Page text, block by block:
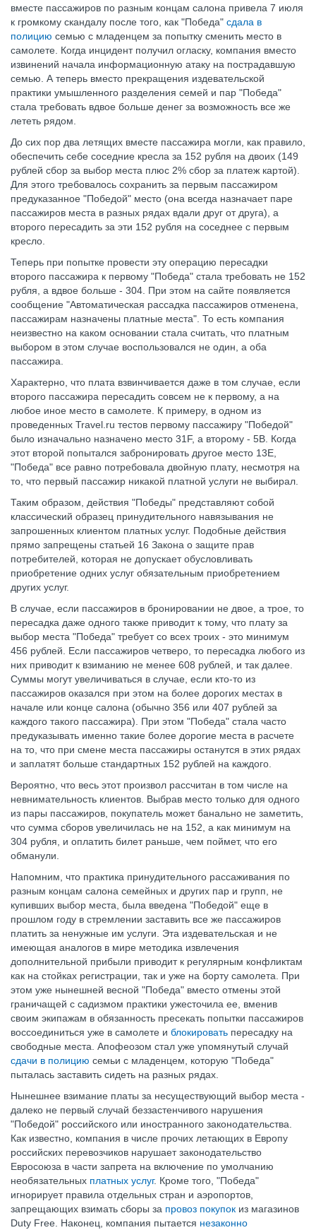
вместе пассажиров по разным концам салона привела 7 июля
к громкому скандалу после того, как "Победа" сдала в
полицию семью с младенцем за попытку сменить место в
самолете. Когда инцидент получил огласку, компания вместо
извинений начала информационную атаку на пострадавшую
семью. А теперь вместо прекращения издевательской
практики умышленного разделения семей и пар "Победа"
стала требовать вдвое больше денег за возможность все же
лететь рядом.
До сих пор два летящих вместе пассажира могли, как правило,
обеспечить себе соседние кресла за 152 рубля на двоих (149
рублей сбор за выбор места плюс 2% сбор за платеж картой).
Для этого требовалось сохранить за первым пассажиром
предуказанное "Победой" место (она всегда назначает паре
пассажиров места в разных рядах вдали друг от друга), а
второго пересадить за эти 152 рубля на соседнее с первым
кресло.
Теперь при попытке провести эту операцию пересадки
второго пассажира к первому "Победа" стала требовать не 152
рубля, а вдвое больше - 304. При этом на сайте появляется
сообщение "Автоматическая рассадка пассажиров отменена,
пассажирам назначены платные места". То есть компания
неизвестно на каком основании стала считать, что платным
выбором в этом случае воспользовался не один, а оба
пассажира.
Характерно, что плата взвинчивается даже в том случае, если
второго пассажира пересадить совсем не к первому, а на
любое иное место в самолете. К примеру, в одном из
проведенных Travel.ru тестов первому пассажиру "Победой"
было изначально назначено место 31F, а второму - 5B. Когда
этот второй попытался забронировать другое место 13E,
"Победа" все равно потребовала двойную плату, несмотря на
то, что первый пассажир никакой платной услуги не выбирал.
Таким образом, действия "Победы" представляют собой
классический образец принудительного навязывания не
запрошенных клиентом платных услуг. Подобные действия
прямо запрещены статьей 16 Закона о защите прав
потребителей, которая не допускает обусловливать
приобретение одних услуг обязательным приобретением
других услуг.
В случае, если пассажиров в бронировании не двое, а трое, то
пересадка даже одного также приводит к тому, что плату за
выбор места "Победа" требует со всех троих - это минимум
456 рублей. Если пассажиров четверо, то пересадка любого из
них приводит к взиманию не менее 608 рублей, и так далее.
Суммы могут увеличиваться в случае, если кто-то из
пассажиров оказался при этом на более дорогих местах в
начале или конце салона (обычно 356 или 407 рублей за
каждого такого пассажира). При этом "Победа" стала часто
предуказывать именно такие более дорогие места в расчете
на то, что при смене места пассажиры останутся в этих рядах
и заплатят больше стандартных 152 рублей на каждого.
Вероятно, что весь этот произвол рассчитан в том числе на
невнимательность клиентов. Выбрав место только для одного
из пары пассажиров, покупатель может банально не заметить,
что сумма сборов увеличилась не на 152, а как минимум на
304 рубля, и оплатить билет раньше, чем поймет, что его
обманули.
Напомним, что практика принудительного рассаживания по
разным концам салона семейных и других пар и групп, не
купивших выбор места, была введена "Победой" еще в
прошлом году в стремлении заставить все же пассажиров
платить за ненужные им услуги. Эта издевательская и не
имеющая аналогов в мире методика извлечения
дополнительной прибыли приводит к регулярным конфликтам
как на стойках регистрации, так и уже на борту самолета. При
этом уже нынешней весной "Победа" вместо отмены этой
граничащей с садизмом практики ужесточила ее, вменив
своим экипажам в обязанность пресекать попытки пассажиров
воссоединиться уже в самолете и блокировать пересадку на
свободные места. Апофеозом стал уже упомянутый случай
сдачи в полицию семьи с младенцем, которую "Победа"
пыталась заставить сидеть на разных рядах.
Нынешнее взимание платы за несуществующий выбор места -
далеко не первый случай беззастенчивого нарушения
"Победой" российского или иностранного законодательства.
Как известно, компания в числе прочих летающих в Европу
российских перевозчиков нарушает законодательство
Евросоюза в части запрета на включение по умолчанию
необязательных платных услуг. Кроме того, "Победа"
игнорирует правила отдельных стран и аэропортов,
запрещающих взимать сборы за провоз покупок из магазинов
Duty Free. Наконец, компания пытается незаконно